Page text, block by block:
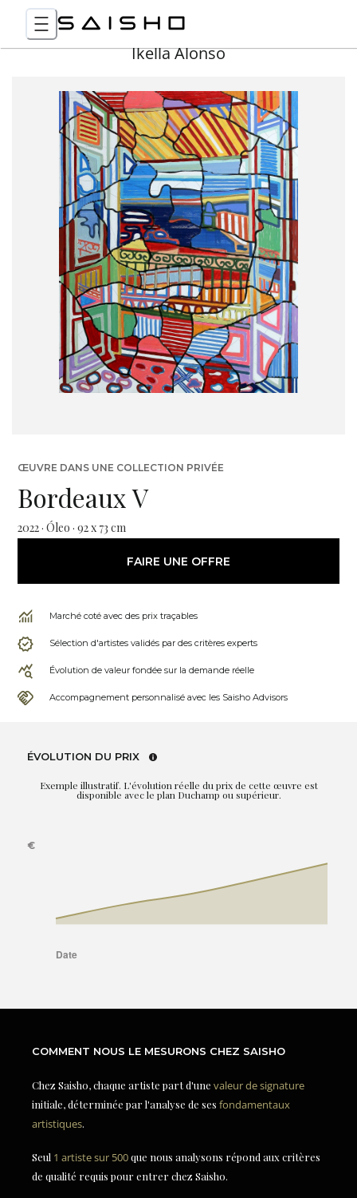
Ikella Alonso
ŒUVRE DANS UNE COLLECTION PRIVÉE
Bordeaux V
2022 · Óleo · 92 x 73 cm
FAIRE UNE OFFRE
Marché coté avec des prix traçables
Sélection d'artistes validés par des critères experts
Évolution de valeur fondée sur la demande réelle
Accompagnement personnalisé avec les Saisho Advisors
ÉVOLUTION DU PRIX
Exemple illustratif. L'évolution réelle du prix de cette œuvre est
disponible avec le plan Duchamp ou supérieur.
COMMENT NOUS LE MESURONS CHEZ SAISHO
Chez Saisho, chaque artiste part d'une valeur de signature
initiale, déterminée par l'analyse de ses fondamentaux
artistiques.
Seul 1 artiste sur 500que nous analysons répond aux critères
de qualité requis pour entrer chez Saisho.